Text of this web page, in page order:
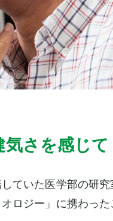
さを感じて
ていた医学部の研
ロジー」に携わっ